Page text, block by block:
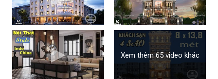
Xem thêm 65 video khác